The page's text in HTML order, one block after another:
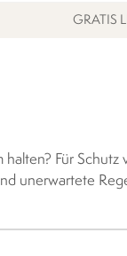
GRATIS
Für
unerwartete
Herren in